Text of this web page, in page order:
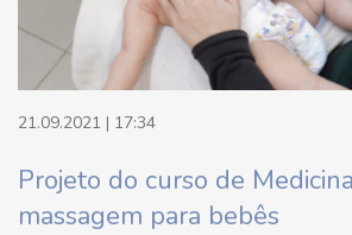
21.09.2021 | 17:34
Projeto do curso de
massagem para bebês